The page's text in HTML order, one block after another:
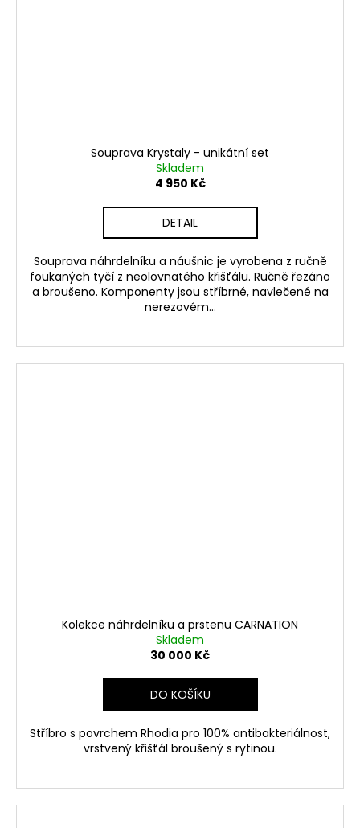
Souprava Krystaly - unikátní set
Skladem
4 950 Kč
DETAIL
Souprava náhrdelníku a náušnic je vyrobena z ručně
foukaných tyčí z neolovnatého křišťálu. Ručně řezáno
a broušeno. Komponenty jsou stříbrné, navlečené na
nerezovém...
Kolekce náhrdelníku a prstenu CARNATION
Skladem
30 000 Kč
DO KOŠÍKU
Stříbro s povrchem Rhodia pro 100% antibakteriálnost,
vrstvený křišťál broušený s rytinou.